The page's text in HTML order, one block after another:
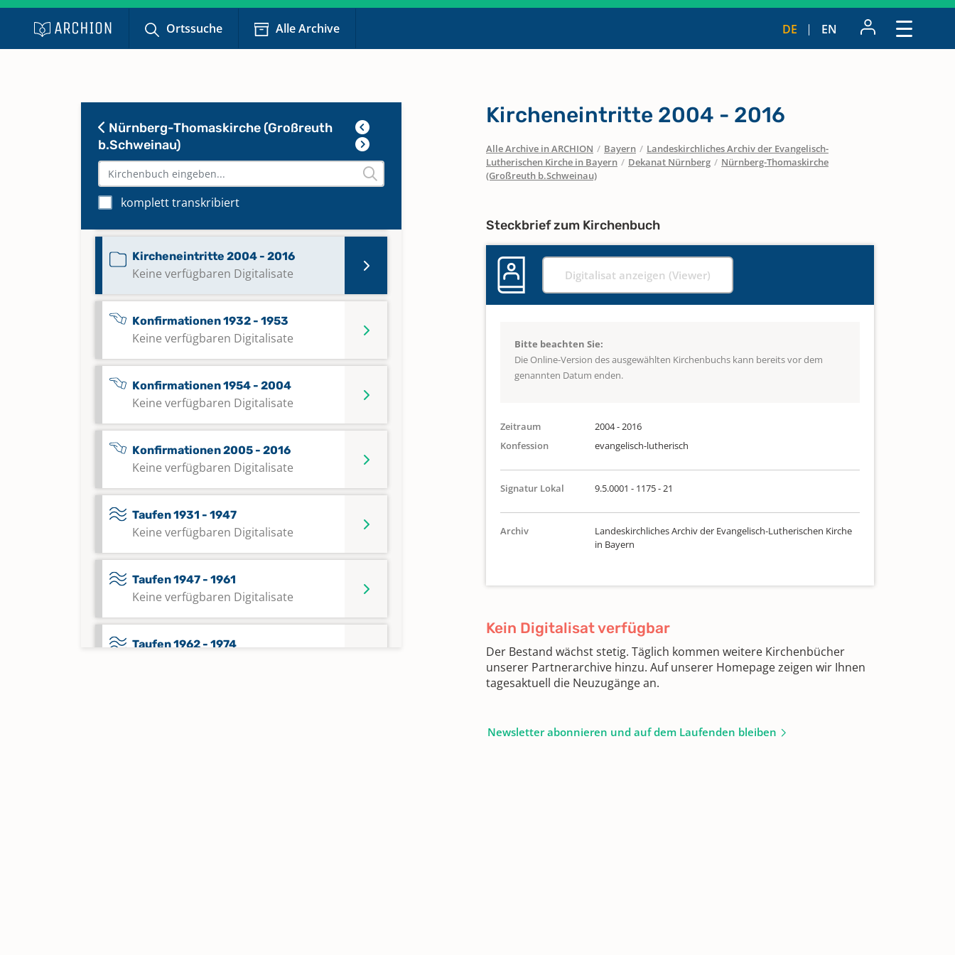
Ortssuche Alle Archive DE EN
Nürnberg-Thomaskirche (Großreuth
b.Schweinau)
komplett transkribiert
Kirchenaustritte 2014 - 2017
Keine verfügbaren Digitalisate
Kircheneintritte 1937 - 2003
Keine verfügbaren Digitalisate
Kircheneintritte 2004 - 2016
Keine verfügbaren Digitalisate
Konfirmationen 1932 - 1953
Keine verfügbaren Digitalisate
Konfirmationen 1954 - 2004
Keine verfügbaren Digitalisate
Konfirmationen 2005 - 2016
Keine verfügbaren Digitalisate
Taufen 1931 - 1947
Keine verfügbaren Digitalisate
Taufen 1947 - 1961
Keine verfügbaren Digitalisate
Taufen 1962 - 1974
Kircheneintritte 2004 - 2016
Alle Archive in ARCHION / Bayern / Landeskirchliches Archiv der Evangelisch-
Lutherischen Kirche in Bayern / Dekanat Nürnberg / Nürnberg-Thomaskirche
(Großreuth b.Schweinau)
Steckbrief zum Kirchenbuch
Digitalisat anzeigen (Viewer)
Bitte beachten Sie:
Die Online-Version des ausgewählten Kirchenbuchs kann bereits vor dem
genannten Datum enden.
Zeitraum
2004 - 2016
Konfession
evangelisch-lutherisch
Signatur Lokal 9.5.0001 - 1175 - 21
Archiv
Landeskirchliches Archiv der Evangelisch-Lutherischen Kirche
in Bayern
Kein Digitalisat verfügbar
Der Bestand wächst stetig. Täglich kommen weitere Kirchenbücher
unserer Partnerarchive hinzu. Auf unserer Homepage zeigen wir Ihnen
tagesaktuell die Neuzugänge an.
Newsletter abonnieren und auf dem Laufenden bleiben